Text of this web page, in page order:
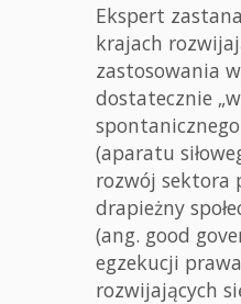
Ekspert
krajach
zastosowania
dostatecznie
(aparatu
rozwój sektora
drapieżny
(ang. good
egzekucji
rozwijających